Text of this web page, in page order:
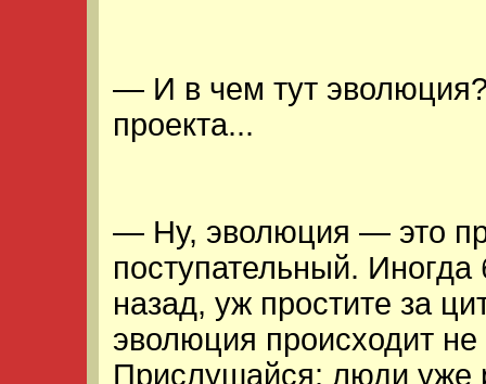
— И в чем тут
проекта...
— Ну, эволюция — это
поступательный.
назад, уж простите за
эволюция происходит
Прислушайся: люди уже